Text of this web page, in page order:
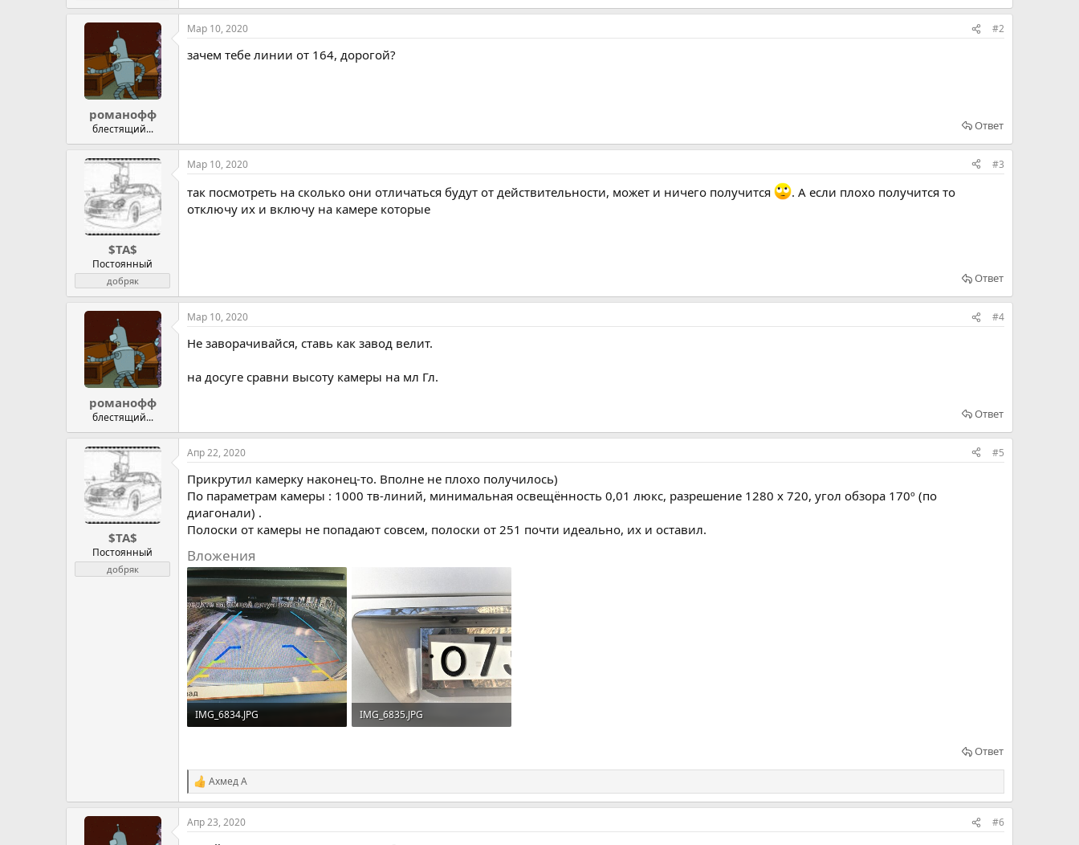
романофф
блестящий...
Мар 10, 2020 #2
зачем тебе линии от 164, дорогой?
Ответ
$TA$
Постоянный
добряк
Мар 10, 2020 #3
так посмотреть на сколько они отличаться будут от действительности, может и ничего получится
. А если плохо получится то
отключу их и включу на камере которые
Ответ
романофф
блестящий...
Мар 10, 2020 #4
Не заворачивайся, ставь как завод велит.
на досуге сравни высоту камеры на мл Гл.
Ответ
$TA$
Постоянный
добряк
Апр 22, 2020 #5
Прикрутил камерку наконец-то. Вполне не плохо получилось)
По параметрам камеры : 1000 тв-линий, минимальная освещённость 0,01 люкс, разрешение 1280 х 720, угол обзора 170º (по
диагонали) .
Полоски от камеры не попадают совсем, полоски от 251 почти идеально, их и оставил.
Вложения
IMG_6834.JPG
IMG_6835.JPG
Ответ
Р
е
а
к
Ахмед А
Апр 23, 2020 #6